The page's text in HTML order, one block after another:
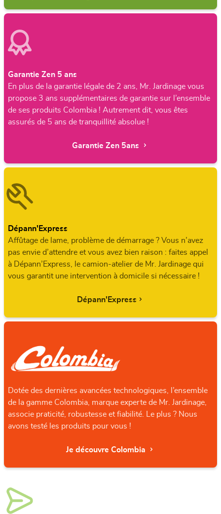
Garantie Zen 5 ans
En plus de la garantie légale de 2 ans, Mr. Jardinage vous
propose 3 ans supplémentaires de garantie sur l’ensemble
de ses produits Colombia ! Autrement dit, vous êtes
assurés de 5 ans de tranquillité absolue !
Garantie Zen 5ans
Dépann'Express
Affûtage de lame, problème de démarrage ? Vous n’avez
pas envie d’attendre et vous avez bien raison : faites appel
à Dépann’Express, le camion-atelier de Mr. Jardinage qui
vous garantit une intervention à domicile si nécessaire !
Dépann'Express
Dotée des dernières avancées technologiques, l’ensemble
de la gamme Colombia, marque experte de Mr. Jardinage,
associe praticité, robustesse et fiabilité. Le plus ? Nous
avons testé les produits pour vous !
Je découvre Colombia